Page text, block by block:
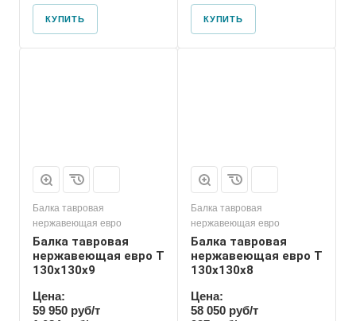
КУПИТЬ КУПИТЬ
Балка тавровая
нержавеющая евро
Балка тавровая
нержавеющая евро T
130х130х9
Цена:
59 950 руб/т
Балка тавровая
нержавеющая евро
Балка тавровая
нержавеющая евро T
130х130х8
Цена:
58 050 руб/т